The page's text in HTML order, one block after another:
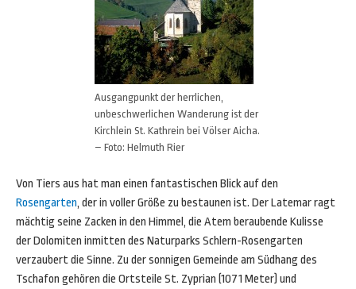
Ausgangpunkt der herrlichen,
unbeschwerlichen Wanderung ist der
Kirchlein St. Kathrein bei Völser Aicha.
– Foto: Helmuth Rier
Von Tiers aus hat man einen fantastischen Blick auf den
Rosengarten, der in voller Größe zu bestaunen ist. Der Latemar ragt
mächtig seine Zacken in den Himmel, die Atem beraubende Kulisse
der Dolomiten inmitten des Naturparks Schlern-Rosengarten
verzaubert die Sinne. Zu der sonnigen Gemeinde am Südhang des
Tschafon gehören die Ortsteile St. Zyprian (1071 Meter) und